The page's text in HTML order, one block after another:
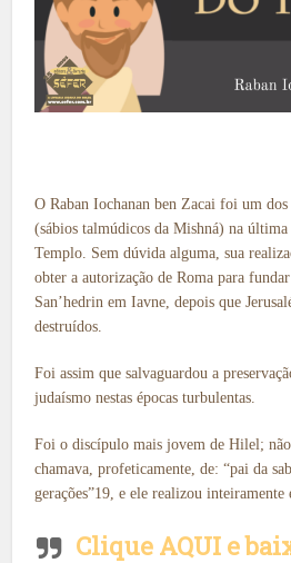
O Raban Iochanan ben Zacai foi um
(sábios talmúdicos da Mishná) na última
Templo. Sem dúvida alguma, sua
obter a autorização de Roma para
San’hedrin em Iavne, depois que
destruídos.
Foi assim que salvaguardou a
judaísmo nestas épocas turbulentas.
Foi o discípulo mais jovem de Hilel; não
chamava, profeticamente, de: “pai da
gerações”19, e ele realizou inteiramente
Clique AQUI e